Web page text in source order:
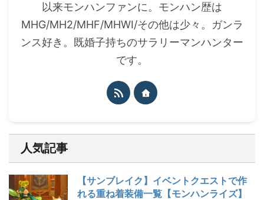
以来モンハンファンに。モンハン歴は
MHG/MH2/MHF/MHWI/その他は少々。ガンラ
ンス好き。既婚子持ちのサラリーマンハンター
です。
人気記事
【サンブレイク】イベントクエストで作
れる重ね着装備一覧【モンハンライズ】